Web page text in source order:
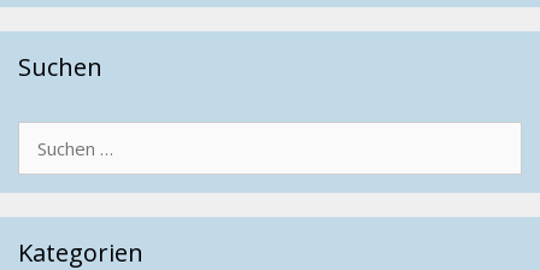
Suchen
nach:
Kategorien